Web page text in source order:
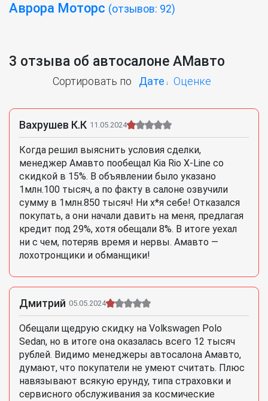
Аврора Моторс (отзывов: 92)
3 отзыва об автосалоне АМавто
Сортировать по Дате Оценке
Вахрушев К.К 11.05.2024
Когда решил выяснить условия сделки,
менеджер Амавто пообещал Kia Rio X-Line со
скидкой в 15%. В объявлении было указано
1млн.100 тысяч, а по факту в салоне озвучили
сумму в 1млн.850 тысяч! Ни х*я себе! Отказался
покупать, а они начали давить на меня, предлагая
кредит под 29%, хотя обещали 8%. В итоге уехал
ни с чем, потеряв время и нервы. Амавто —
лохотронщики и обманщики!
Дмитрий 05.05.2024
Обещали щедрую скидку на Volkswagen Polo
Sedan, но в итоге она оказалась всего 12 тысяч
рублей. Видимо менеджеры автосалона Амавто,
думают, что покупатели не умеют считать. Плюс
навязывают всякую ерунду, типа страховки и
сервисного обслуживания за космические